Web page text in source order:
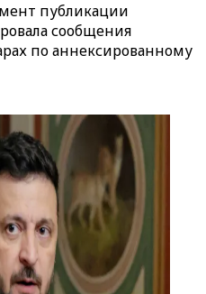
публикации
сообщения
поаннексированному